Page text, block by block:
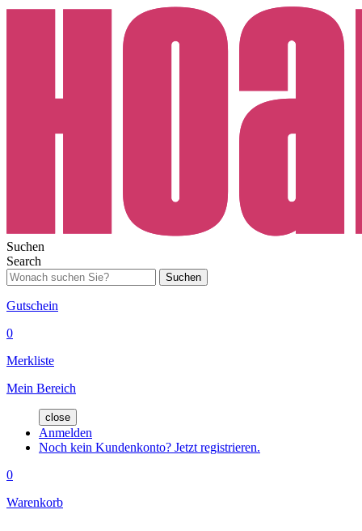
Suchen
Search
Suchen
Gutschein
0
Merkliste
Mein Bereich
close
Anmelden
Noch kein Kundenkonto? Jetzt registrieren.
0
Warenkorb